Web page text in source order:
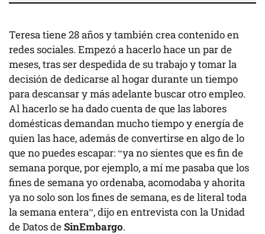
Teresa tiene 28 años y también crea contenido en
redes sociales. Empezó a hacerlo hace un par de
meses, tras ser despedida de su trabajo y tomar la
decisión de dedicarse al hogar durante un tiempo
para descansar y más adelante buscar otro empleo.
Al hacerlo se ha dado cuenta de que las labores
domésticas demandan mucho tiempo y energía de
quien las hace, además de convertirse en algo de lo
que no puedes escapar: “ya no sientes que es fin de
semana porque, por ejemplo, a mí me pasaba que los
fines de semana yo ordenaba, acomodaba y ahorita
ya no solo son los fines de semana, es de literal toda
la semana entera”, dijo en entrevista con la Unidad
de Datos deSinEmbargo.